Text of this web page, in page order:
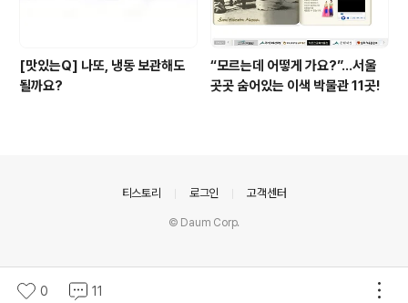
[맛있는Q] 나또, 냉동 보관해도
될까요?
“모르는데 어떻게 가요?”...서울
곳곳 숨어있는 이색 박물관 11곳!
0 11
티스토리 로그인 고객센터
© Daum Corp.